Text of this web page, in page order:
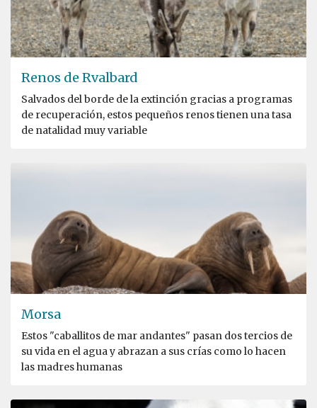
Renos de Rvalbard
Salvados del borde de la extinción gracias a programas
de recuperación, estos pequeños renos tienen una tasa
de natalidad muy variable
Morsa
Estos "caballitos de mar andantes" pasan dos tercios de
su vida en el agua y abrazan a sus crías como lo hacen
las madres humanas